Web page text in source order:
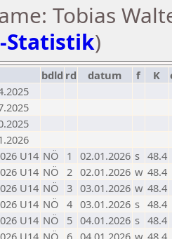
Tobias
Statistik)
bdld rd datum f K
U14 NÖ 1 02.01.2026 s 48.4
U14 NÖ 2 02.01.2026 w 48.4
U14 NÖ 3 03.01.2026 w 48.4
U14 NÖ 4 03.01.2026 s 48.4
U14 NÖ 5 04.01.2026 s 48.4
U14 NÖ 6 04.01.2026 w 48.4